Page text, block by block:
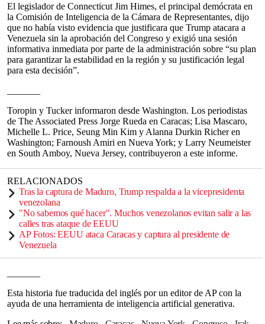
El legislador de Connecticut Jim Himes, el principal demócrata en
la Comisión de Inteligencia de la Cámara de Representantes, dijo
que no había visto evidencia que justificara que Trump atacara a
Venezuela sin la aprobación del Congreso y exigió una sesión
informativa inmediata por parte de la administración sobre “su plan
para garantizar la estabilidad en la región y su justificación legal
para esta decisión”.
Toropin y Tucker informaron desde Washington. Los periodistas
de The Associated Press Jorge Rueda en Caracas; Lisa Mascaro,
Michelle L. Price, Seung Min Kim y Alanna Durkin Richer en
Washington; Farnoush Amiri en Nueva York; y Larry Neumeister
en South Amboy, Nueva Jersey, contribuyeron a este informe.
RELACIONADOS
Tras la captura de Maduro, Trump respalda a la vicepresidenta
venezolana
"No sabemos qué hacer". Muchos venezolanos evitan salir a las
calles tras ataque de EEUU
AP Fotos: EEUU ataca Caracas y captura al presidente de
Venezuela
Esta historia fue traducida del inglés por un editor de AP con la
ayuda de una herramienta de inteligencia artificial generativa.